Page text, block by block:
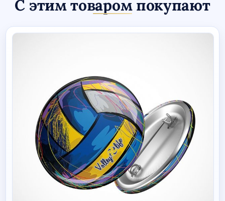
С этим товаром покупают